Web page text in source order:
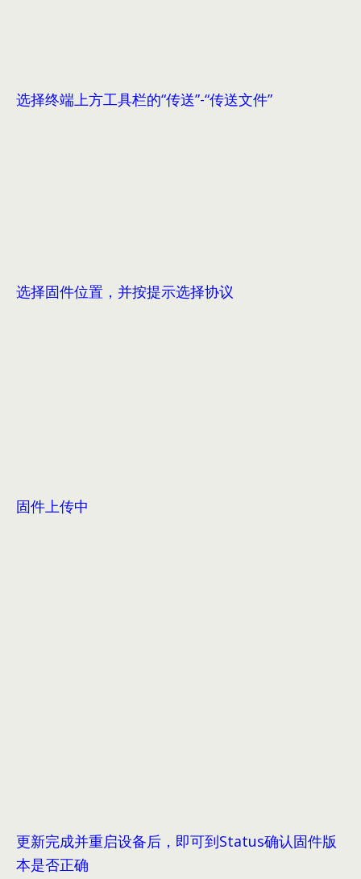
选择终端上方工具栏的“传送”-“传送文件”
选择固件位置，并按提示选择协议
固件上传中
更新完成并重启设备后，即可到Status确认固件版
本是否正确